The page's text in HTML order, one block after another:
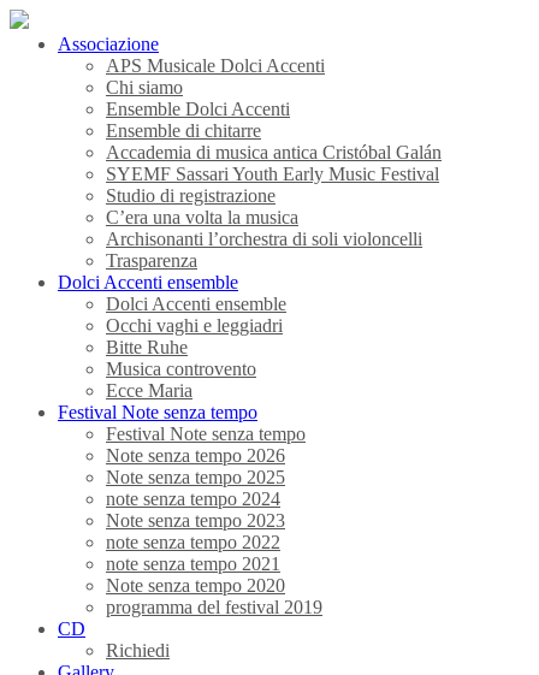
Associazione
APS Musicale Dolci Accenti
Chi siamo
Ensemble Dolci Accenti
Ensemble di chitarre
Accademia di musica antica Cristóbal Galán
SYEMF Sassari Youth Early Music Festival
Studio di registrazione
C’era una volta la musica
Archisonanti l’orchestra di soli violoncelli
Trasparenza
Dolci Accenti ensemble
Dolci Accenti ensemble
Occhi vaghi e leggiadri
Bitte Ruhe
Musica controvento
Ecce Maria
Festival Note senza tempo
Festival Note senza tempo
Note senza tempo 2026
Note senza tempo 2025
note senza tempo 2024
Note senza tempo 2023
note senza tempo 2022
note senza tempo 2021
Note senza tempo 2020
programma del festival 2019
CD
Richiedi